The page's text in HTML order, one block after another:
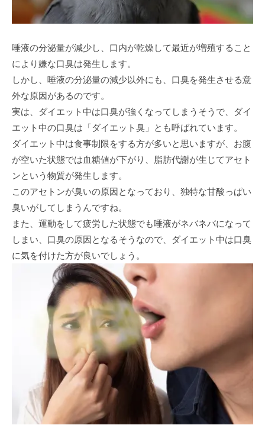
唾液の分泌量が減少し、口内が乾燥して最近が増殖すること
により嫌な口臭は発生します。
しかし、唾液の分泌量の減少以外にも、口臭を発生させる意
外な原因があるのです。
実は、ダイエット中は口臭が強くなってしまうそうで、ダイ
エット中の口臭は「ダイエット臭」とも呼ばれています。
ダイエット中は食事制限をする方が多いと思いますが、お腹
が空いた状態では血糖値が下がり、脂肪代謝が生じてアセト
ンという物質が発生します。
このアセトンが臭いの原因となっており、独特な甘酸っぱい
臭いがしてしまうんですね。
また、運動をして疲労した状態でも唾液がネバネバになって
しまい、口臭の原因となるそうなので、ダイエット中は口臭
に気を付けた方が良いでしょう。